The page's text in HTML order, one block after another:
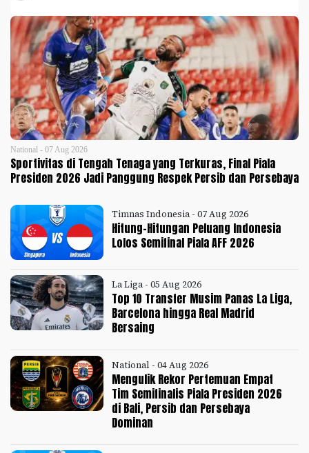
National - 07 Aug 2026
Sportivitas di Tengah Tenaga yang Terkuras, Final Piala
Presiden 2026 Jadi Panggung Respek Persib dan Persebaya
Timnas Indonesia - 07 Aug 2026
Hitung-Hitungan Peluang Indonesia
Lolos Semifinal Piala AFF 2026
La Liga - 05 Aug 2026
Top 10 Transfer Musim Panas La Liga,
Barcelona hingga Real Madrid
Bersaing
National - 04 Aug 2026
Mengulik Rekor Pertemuan Empat
Tim Semifinalis Piala Presiden 2026
di Bali, Persib dan Persebaya
Dominan